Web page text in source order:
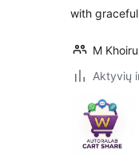
with
M
Aktyvių